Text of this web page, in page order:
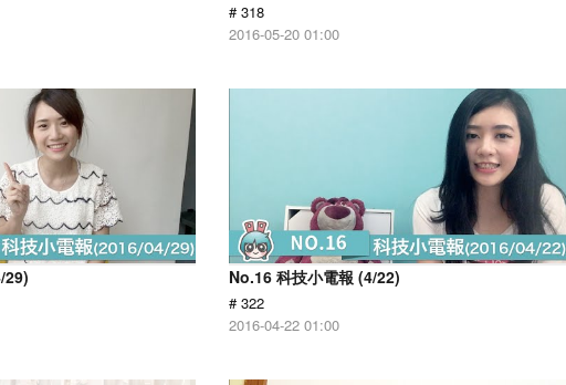
# 318
2016-05-20 01:00
29) No.16 科技小電報 (4/22)
# 322
2016-04-22 01:00